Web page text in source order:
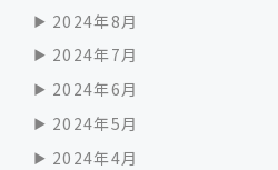
2024年8月
2024年7月
2024年6月
2024年5月
2024年4月